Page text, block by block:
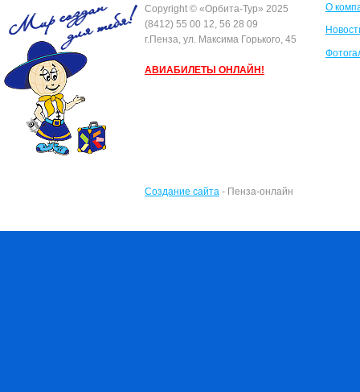
Сopyright © «Орбита-Тур» 2025
(8412) 55 00 12, 56 28 09
г.Пенза, ул. Максима Горького, 45
АВИАБИЛЕТЫ ОНЛАЙН!
Создание сайта - Пенза-онлайн
О